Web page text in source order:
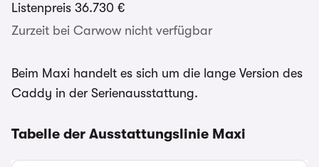
Listenpreis 36.730 €
Zurzeit bei Carwow nicht verfügbar
Beim Maxi handelt es sich um die lange Version des
Caddy in der Serienausstattung.
Tabelle der Ausstattungslinie Maxi